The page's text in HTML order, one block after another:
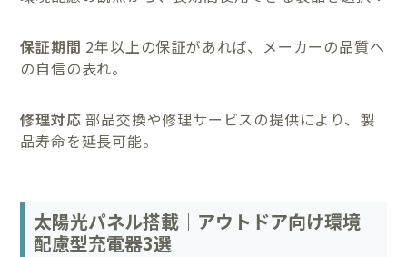
保証期間 2年以上の保証があれば、メーカーの品質へ
の自信の表れ。
修理対応 部品交換や修理サービスの提供により、製
品寿命を延長可能。
太陽光パネル搭載｜アウトドア向け環境
配慮型充電器3選